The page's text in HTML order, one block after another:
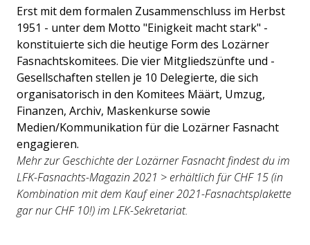
Erst mit dem formalen Zusammenschluss im Herbst
1951 - unter dem Motto "Einigkeit macht stark" -
konstituierte sich die heutige Form des Lozärner
Fasnachtskomitees. Die vier Mitgliedszünfte und -
Gesellschaften stellen je 10 Delegierte, die sich
organisatorisch in den Komitees Määrt, Umzug,
Finanzen, Archiv, Maskenkurse sowie
Medien/Kommunikation für die Lozärner Fasnacht
engagieren.
Mehr zur Geschichte der Lozärner Fasnacht findest du im
LFK-Fasnachts-Magazin 2021 > erhältlich für CHF 15 (in
Kombination mit dem Kauf einer 2021-Fasnachtsplakette
gar nur CHF 10!) im LFK-Sekretariat.